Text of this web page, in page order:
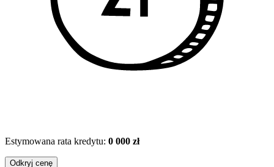
Estymowana rata kredytu: 0 000 zł
Odkryj cenę